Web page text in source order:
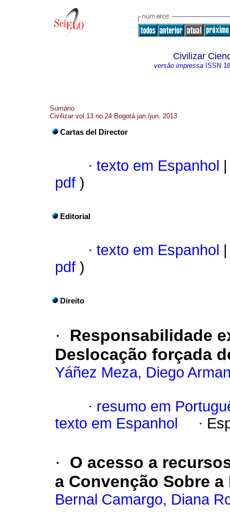
Civilizar
versão impressa ISSN
Sumário
Civilizar vol.13 no.24 Bogotá jan./jun. 2013
Cartas del Director
· texto em Espanhol
pdf )
Editorial
· texto em Espanhol
pdf )
Direito
·
Responsabilidade
Deslocação forçada
Yáñez Meza, Diego
· resumo em
texto em Espanhol
·
·
O acesso a
a Convenção Sobre
Bernal Camargo, Diana